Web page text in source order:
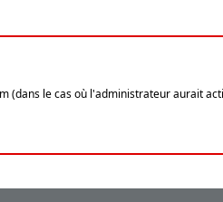
(dans le cas où l'administrateur aurait